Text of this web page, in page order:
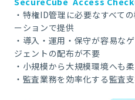
・特権ID管理に必要なすべて
ーションで提供
・導入・運用・保守が容易な
ジェントの配布が不要
・小規模から大規模環境へも
・監査業務を効率化する監査